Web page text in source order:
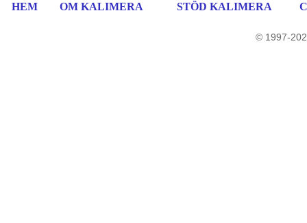
HEM OM KALIMERA STÖD KALIMERA
© 1997-